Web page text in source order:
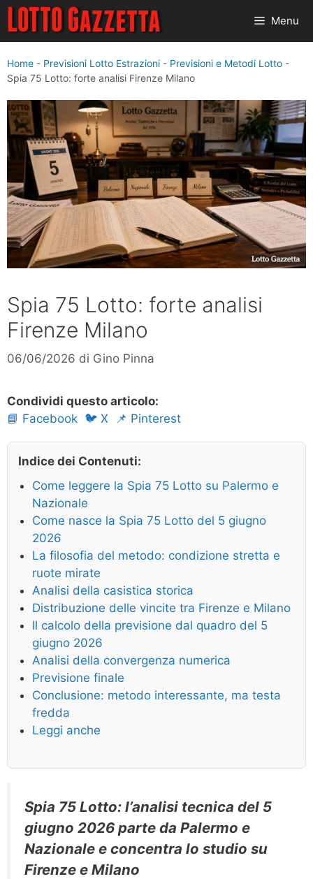
Vai
contenuto
Menu
Home - Previsioni Lotto Estrazioni - Previsioni e Metodi Lotto -
Spia 75 Lotto: forte analisi Firenze Milano
Spia 75 Lotto: forte analisi
Firenze Milano
06/06/2026 di Gino Pinna
Condividi questo articolo:
📘 Facebook 🐦 X 📌 Pinterest
Indice dei Contenuti:
Come leggere la Spia 75 Lotto su Palermo e
Nazionale
Come nasce la Spia 75 Lotto del 5 giugno
2026
La filosofia del metodo: condizione stretta e
ruote mirate
Analisi della casistica storica
Distribuzione delle vincite tra Firenze e Milano
Il calcolo della previsione dal quadro del 5
giugno 2026
Analisi della convergenza numerica
Previsione finale
Conclusione: metodo interessante, ma testa
fredda
Leggi anche
Spia 75 Lotto: l’analisi tecnica del 5
giugno 2026 parte da Palermo e
Nazionale e concentra lo studio su
Firenze e Milano